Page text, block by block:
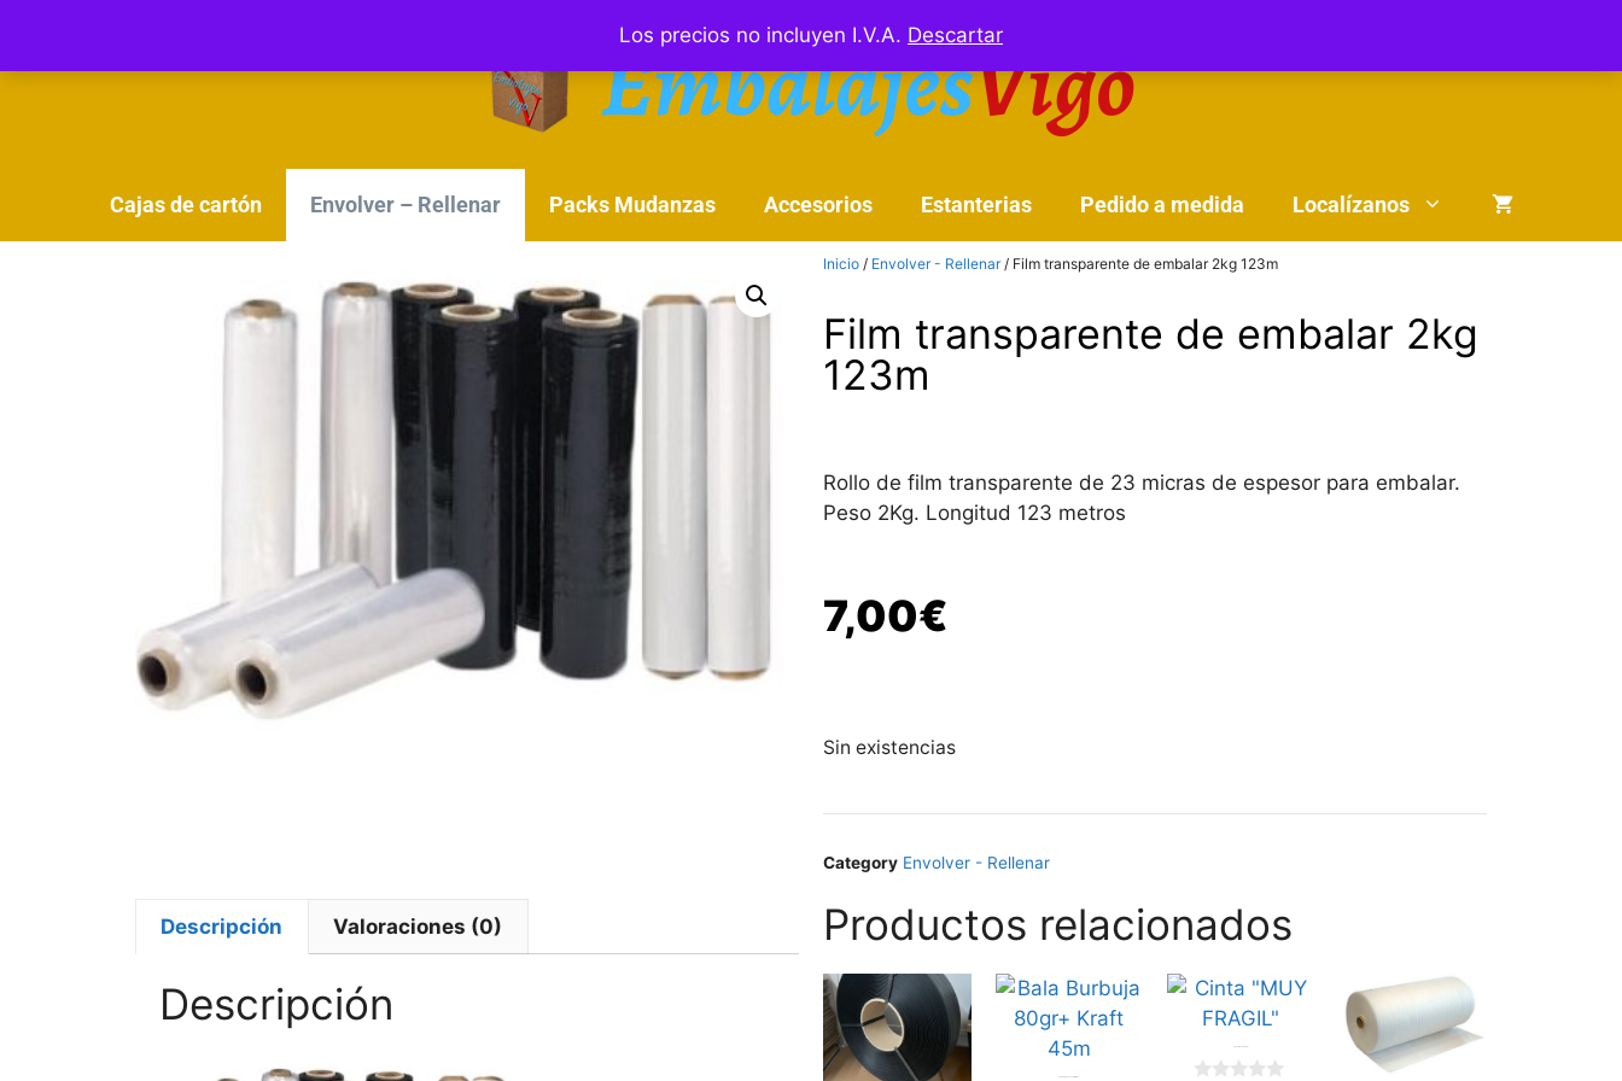
Los precios no incluyen I.V.A. Descartar
Cajas de cartón Envolver – Rellenar Packs Mudanzas Accesorios Estanterias Pedido a medida Localízanos
Inicio / Envolver - Rellenar/ Film transparente de embalar 2kg 123m
Film transparente de embalar 2kg
123m
Rollo de film transparente de 23 micras de espesor para embalar.
Peso 2Kg. Longitud 123 metros
7,00€
Sin existencias
Category Envolver - Rellenar
Descripción Valoraciones (0)
Descripción
Productos relacionados